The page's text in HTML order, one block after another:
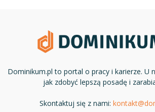
Dominikum.pl to portal o pracy i karierze. U
jak zdobyć lepszą posadę i
Skontaktuj się z nami: